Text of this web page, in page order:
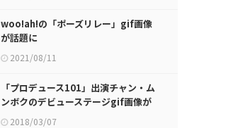
woo!ah!の「ポーズリレー」gif画像
が話題に
2021/08/11
「プロデュース101」出演チャン・ム
ンボクのデビューステージgif画像が
話題に
2018/03/07